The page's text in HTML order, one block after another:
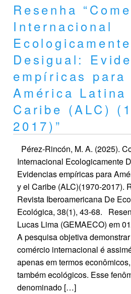
Resenha
Internacional
Ecologicamente
Desigual:
empíricas para
América Latina
Caribe (ALC)
2017)”
Pérez-Rincón, M. A. (2025).
Internacional Ecologicamente
Evidencias empíricas para
y el Caribe (ALC)(1970-2017).
Revista Iberoamericana De
Ecológica, 38(1), 43-68.
Lucas Lima (GEMAECO) em
A pesquisa objetiva
comércio internacional é
apenas em termos
também ecológicos. Esse
denominado […]